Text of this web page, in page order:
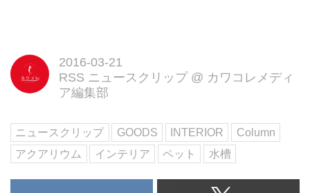
AQUARIUM)
aquarium.html
・インテリア(まとめ)
2016-03-21
RSS ニュースクリップ @ カワコレメディ
ア編集部
ニュースクリップ GOODS INTERIOR
Column
アクアリウム
インテリア ペット 水槽